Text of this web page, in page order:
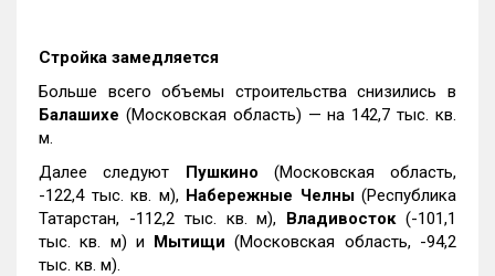
Стройка замедляется
Больше всего объемы строительства снизились в
Балашихе (Московская область) — на 142,7 тыс. кв.
м.
Далее следуют Пушкино (Московская область,
-122,4 тыс. кв. м), Набережные Челны(Республика
Татарстан, -112,2 тыс. кв. м), Владивосток(-101,1
тыс. кв. м) и Мытищи (Московская область, -94,2
тыс. кв. м).